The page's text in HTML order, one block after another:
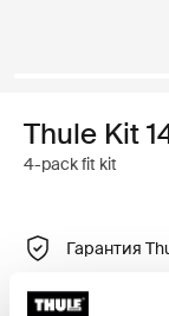
Thule Kit
4-pack fit kit
Гарантия
Найти дилера